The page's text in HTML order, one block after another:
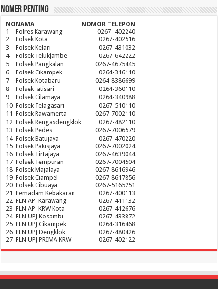
Nomer Penting
NONAMA
NOMOR TELEPON
1
Polres Karawang
0267- 402240
2
Polsek Kota
0267-402516
3
Polsek Kelari
0267-431032
4
Polsek Telukjambe
0267-642222
5
Polsek Pangkalan
0267-4675445
6
Polsek Cikampek
0264-316110
7
Polsek Kotabaru
0264-8386699
8
Polsek Jatisari
0264-360110
9
Polsek Cilamaya
0264-340988
10 Polsek Telagasari
0267-510110
11 Polsek Rawamerta
0267-7002110
12 Polsek Rengasdengklok
0267-482110
13 Polsek Pedes
0267-7006579
14 Polsek Batujaya
0267-470220
15 Polsek Pakisjaya
0267-7002024
16 Polsek Tirtajaya
0267-4639044
17 Polsek Tempuran
0267-7004504
18 Polsek Majalaya
0267-8616946
19 Polsek Ciampel
0267-8617856
20 Polsek Cibuaya
0267-5165251
21 Pemadam Kebakaran
0267-400113
22 PLN APJ Karawang
0267-411132
23 PLN APJ KRW Kota
0267-412676
24 PLN UPJ Kosambi
0267-433872
25 PLN UPJ Cikampek
0264-316468
26 PLN UPJ Dengklok
0267-480426
27 PLN UPJ PRIMA KRW 0267-402122